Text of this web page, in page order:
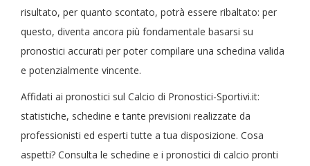
risultato, per quanto scontato, potrà essere ribaltato: per
questo, diventa ancora più fondamentale basarsi su
pronostici accurati per poter compilare una schedina valida
e potenzialmente vincente.
Affidati ai pronostici sul Calcio di Pronostici-Sportivi.it:
statistiche, schedine e tante previsioni realizzate da
professionisti ed esperti tutte a tua disposizione. Cosa
aspetti? Consulta le schedine e i pronostici di calcio pronti